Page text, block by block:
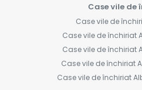
Case vile de
Case vile de
Case vile de închiriat
Case vile de închiriat
Case vile de închiriat
Case vile de închiriat